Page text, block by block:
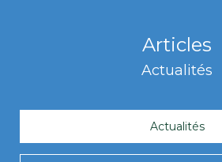
Articles
Actualités
Actualités